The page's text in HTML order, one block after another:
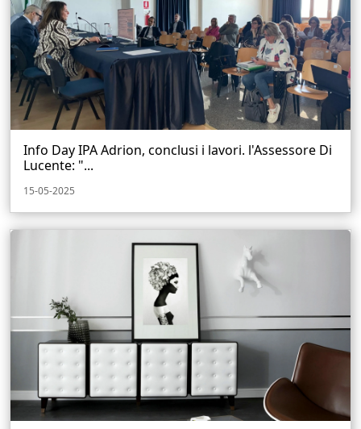
Info Day IPA Adrion, conclusi i lavori. l'Assessore Di
Lucente: "...
15-05-2025